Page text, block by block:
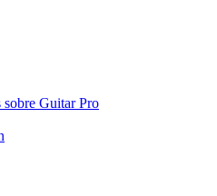
Guitar Pro